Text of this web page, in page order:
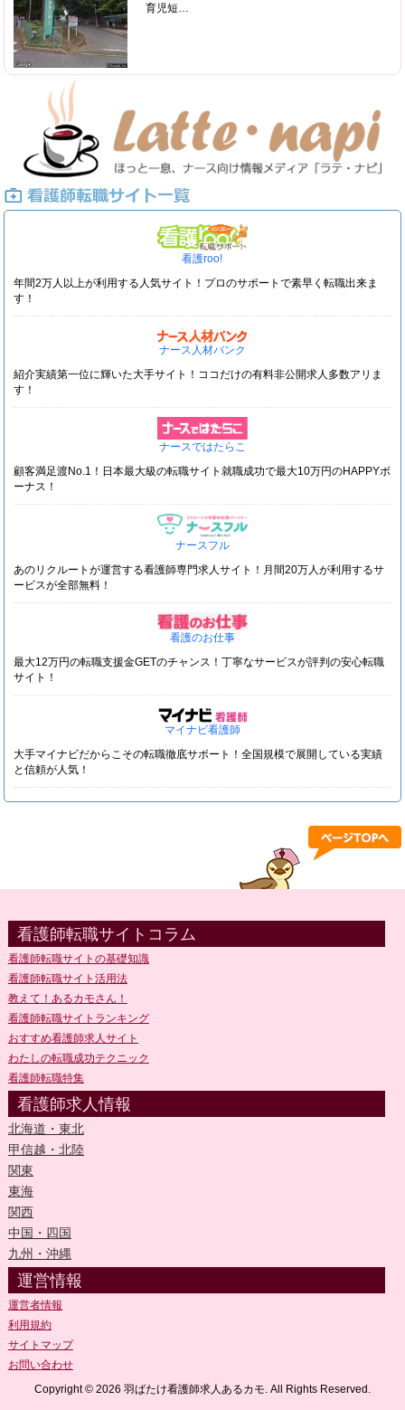
育児短…
看護roo!
年間2万人以上が利用する人気サイト！プロのサポートで素早く転職出来ま
す！
ナース人材バンク
紹介実績第一位に輝いた大手サイト！ココだけの有料非公開求人多数アリま
す！
ナースではたらこ
顧客満足渡No.1！日本最大級の転職サイト就職成功で最大10万円のHAPPYボ
ーナス！
ナースフル
あのリクルートが運営する看護師専門求人サイト！月間20万人が利用するサ
ービスが全部無料！
看護のお仕事
最大12万円の転職支援金GETのチャンス！丁寧なサービスが評判の安心転職
サイト！
マイナビ看護師
大手マイナビだからこその転職徹底サポート！全国規模で展開している実績
と信頼が人気！
看護師転職サイトコラム
看護師転職サイトの基礎知識
看護師転職サイト活用法
教えて！あるカモさん！
看護師転職サイトランキング
おすすめ看護師求人サイト
わたしの転職成功テクニック
看護師転職特集
看護師求人情報
北海道・東北
甲信越・北陸
関東
東海
関西
中国・四国
九州・沖縄
運営情報
運営者情報
利用規約
サイトマップ
お問い合わせ
Copyright © 2026 羽ばたけ看護師求人あるカモ. All Rights Reserved.